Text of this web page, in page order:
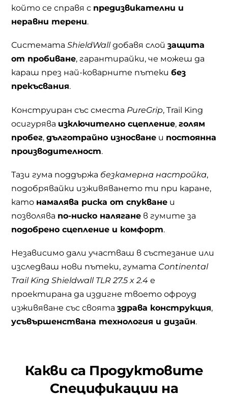
който се справя с предизвикателни и
неравни терени.
СистематаShieldWallдобавя слойзащита
от пробиване, гарантирайки, че можеш да
караш през най-коварните пътекибез
прекъсвания.
Конструиран със сместа PureGrip, Trail King
осигурява изключително сцепление,голям
пробег,дълготрайно износване и постоянна
производителност.
Тази гума поддържа безкамерна настройка,
подобрявайки изживяването ти при каране,
като намалява риска от спукване и
позволява по-ниско налягане в гумите за
подобрено сцепление и комфорт.
Независимо дали участваш в състезание или
изследваш нови пътеки, гумата Continental
Trail King Shieldwall TLR 27.5 x 2.4 е
проектирана да издигне твоето офроуд
изживяване със своятаздрава конструкция,
усъвършенствана технология и дизайн.
Какви са Продуктовите
Спецификации на